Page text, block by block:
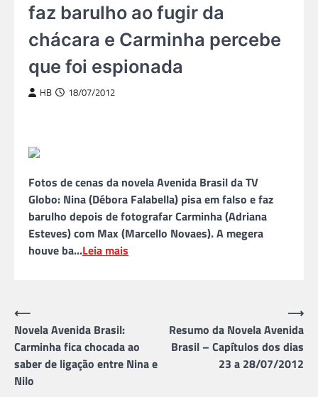
faz barulho ao fugir da
chácara e Carminha percebe
que foi espionada
HB 18/07/2012
Fotos de cenas da novela Avenida Brasil da TV
Globo: Nina (Débora Falabella) pisa em falso e faz
barulho depois de fotografar Carminha (Adriana
Esteves) com Max (Marcello Novaes). A megera
houve ba…Leia mais
Navegação
de
Post
⟵
Novela Avenida Brasil:
Carminha fica chocada ao
saber de ligação entre Nina e
Nilo
Resumo da Novela Avenida
Brasil – Capítulos dos dias
23 a 28/07/2012
⟶